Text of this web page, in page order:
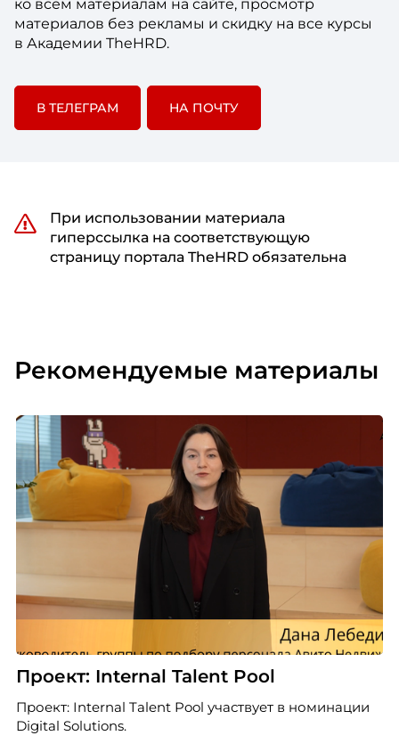
ко всем материалам на сайте, просмотр
материалов без рекламы и скидку на все курсы
в Академии TheHRD.
В ТЕЛЕГРАМ НА ПОЧТУ
При использовании материала
гиперссылка на соответствующую
страницу портала TheHRD обязательна
Рекомендуемые материалы
Проект: Internal Talent Pool
Проект: Internal Talent Pool участвует в номинации
Digital Solutions.